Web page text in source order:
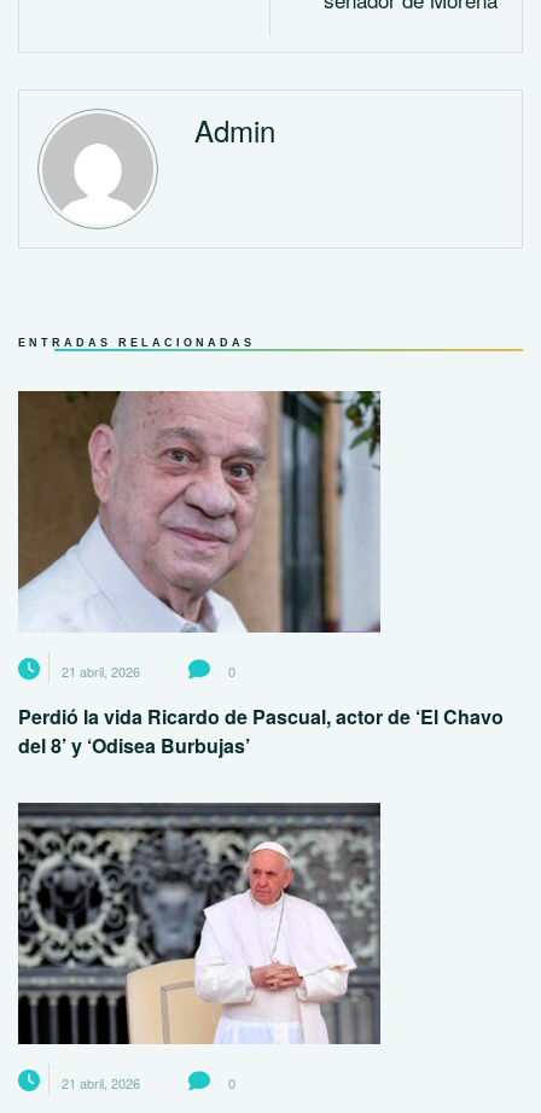
Admin
ENTRADAS RELACIONADAS
21 abril, 2026 0
Perdió la vida Ricardo de Pascual, actor de ‘El Chavo
del 8’ y ‘Odisea Burbujas’
21 abril, 2026 0